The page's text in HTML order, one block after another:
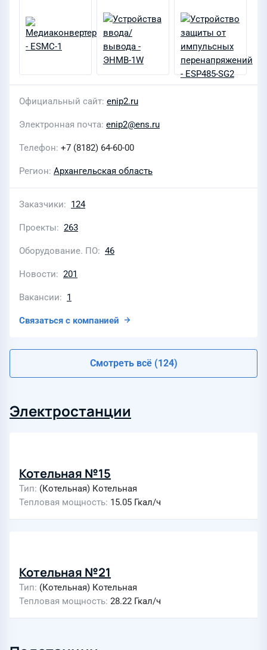
Официальный сайт enip2.ru
Электронная почта enip2@ens.ru
Телефон +7 (8182) 64-60-00
Регион Архангельская область
Заказчики 124
Проекты 263
Оборудование. ПО 46
Новости 201
Вакансии 1
Связаться с компанией
Смотреть всё (124)
Электростанции
Котельная №15
Тип (Котельная) Котельная
Тепловая мощность 15.05 Гкал/ч
Котельная №21
Тип (Котельная) Котельная
Тепловая мощность 28.22 Гкал/ч